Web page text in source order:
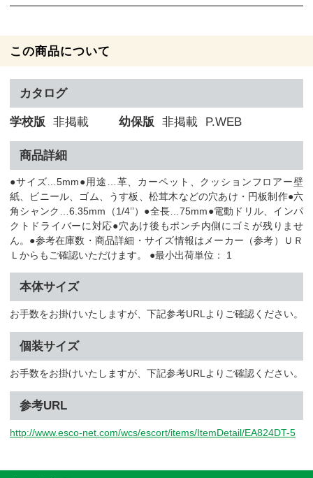
この商品について
カタログ
学校版 非掲載 幼保版 非掲載 P.WEB
商品詳細
●サイズ…5mm●用途…革、カーペット、クッションフロアー壁
紙、ビニール、ゴム、うす板、松茸木などの穴あけ・円板制作●六
角シャンク…6.35mm（1/4’’）●全長…75mm●電動ドリル、インパ
クトドライバーに対応●穴あけ後もポンチ内側にゴミが残りませ
ん。●参考在庫数・商品詳細・サイズ情報はメーカー（参考）ＵＲ
Ｌからもご確認いただけます。 ●最小出荷単位： 1
本体サイズ
お手数をお掛けいたしますが、下記参考URLよりご確認ください。
個装サイズ
お手数をお掛けいたしますが、下記参考URLよりご確認ください。
参考URL
http://www.esco-net.com/wcs/escort/items/ItemDetail/EA824DT-5